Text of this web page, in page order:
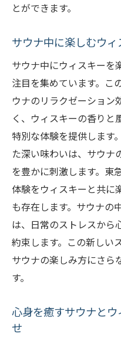
とができます。
サウナ中に楽しむウ
サウナ中にウィスキーを
注目を集めています。こ
ウナのリラクゼーション
く、ウィスキーの香りと
特別な体験を提供します
た深い味わいは、サウナ
を豊かに刺激します。東
体験をウィスキーと共に
も存在します。サウナの
は、日常のストレスから
約束します。この新しい
サウナの楽しみ方にさら
す。
心身を癒すサウナと
せ